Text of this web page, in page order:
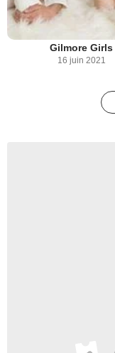
Gilmore Girls
16 juin 2021